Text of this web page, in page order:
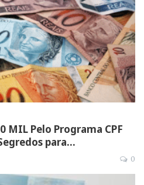
MIL Pelo Programa CPF
para…
0